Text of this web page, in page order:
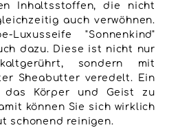
Inhaltsstoffen, die nicht
auch verwöhnen.
Luxusseife "Sonnenkind"
dazu. Diese ist nicht nur
sondern mit
Sheabutter veredelt. Ein
das Körper und Geist zu
können Sie sich wirklich
schonend reinigen.